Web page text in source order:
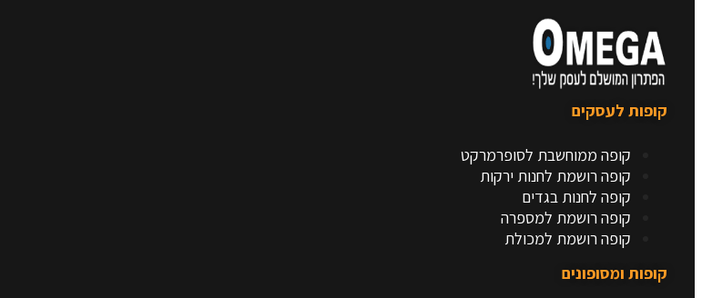
קופות לעסקים
קופה ממוחשבת לסופרמרקט
קופה רושמת לחנות ירקות
קופה לחנות בגדים
קופה רושמת למספרה
קופה רושמת למכולת
קופות ומסופונים